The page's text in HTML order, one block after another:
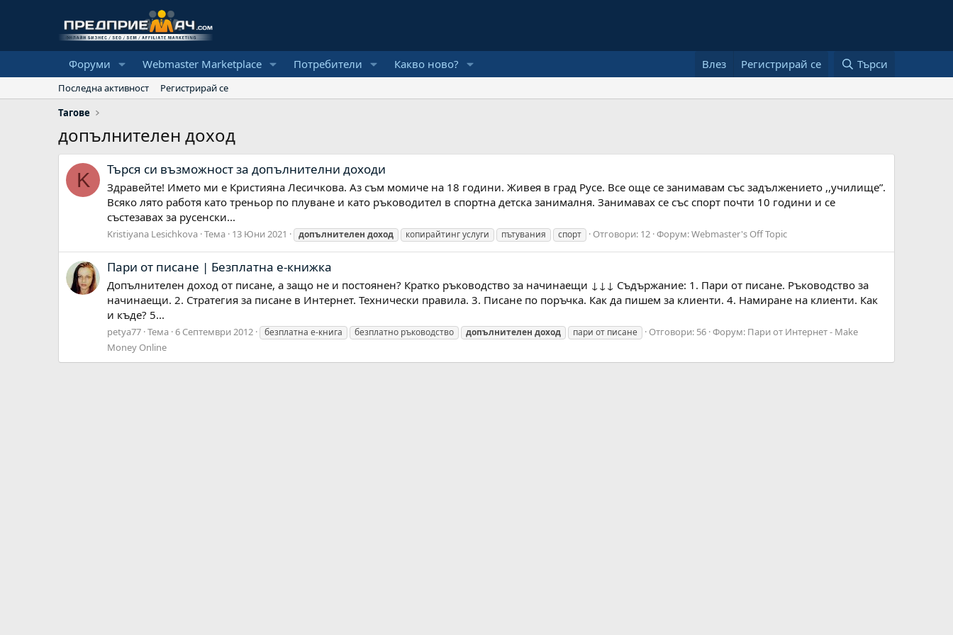
Форуми Webmaster Marketplace Потребители Какво ново? Влез Регистрирай се Търси
Последна активност
Регистрирай се
Тагове
допълнителен доход
K Търся си възможност за допълнителни доходи
Здравейте! Името ми е Кристияна Лесичкова. Аз съм момиче на 18 години. Живея в град Русе. Все още се занимавам със задължението ,,училище”.
Всяко лято работя като треньор по плуване и като ръководител в спортна детска занималня. Занимавах се със спорт почти 10 години и се
състезавах за русенски...
Kristiyana Lesichkova Тема 13 Юни 2021 допълнителен доход копирайтинг услуги пътувания спорт Отговори: 12 Форум:Webmaster's Off Topic
Пари от писане | Безплатна е-книжка
Допълнителен доход от писане, а защо не и постоянен? Кратко ръководство за начинаещи ↓↓↓ Съдържание: 1. Пари от писане. Ръководство за
начинаещи. 2. Стратегия за писане в Интернет. Технически правила. 3. Писане по поръчка. Как да пишем за клиенти. 4. Намиране на клиенти. Как
и къде? 5...
petya77 Тема 6 Септември 2012 безплатна е-книга безплатно ръководство допълнителен доход пари от писане Отговори: 56 Форум: Пари от Интернет - Make
Money Online